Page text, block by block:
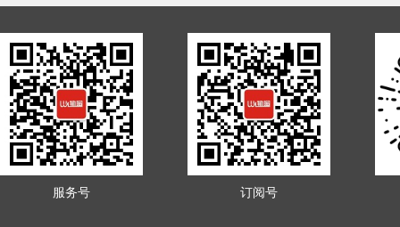
服务号 订阅号